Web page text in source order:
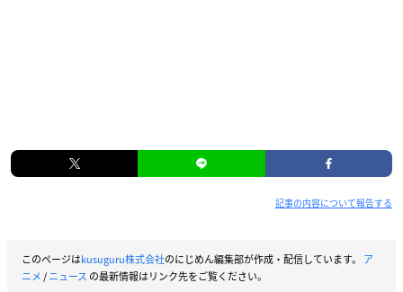
記事の内容について報告する
このページはkusuguru株式会社のにじめん編集部が作成・配信しています。 ア
ニメ/ニュース の最新情報はリンク先をご覧ください。